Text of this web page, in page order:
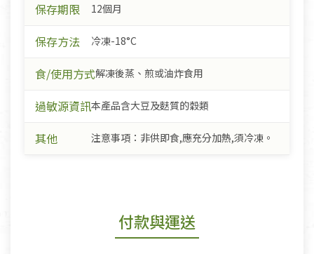
保存期限 12個月
保存方法 冷凍-18°C
食/使用方式解凍後蒸、煎或油炸食用
過敏源資訊本產品含大豆及麩質的穀類
其他 注意事項：非供即食,應充分加熱,須冷凍。
付款與運送